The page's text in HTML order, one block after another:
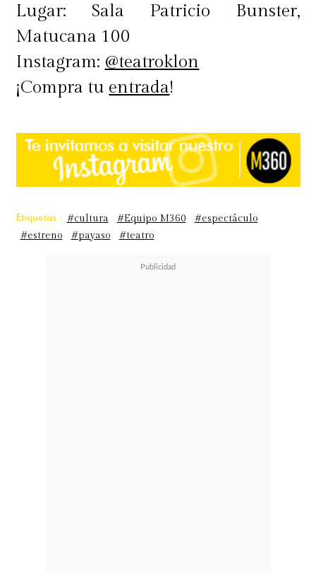
Lugar: Sala Patricio Bunster,
Matucana 100
Instagram: @teatroklon
¡Compra tu entrada!
Etiquetas : #cultura #Equipo M360
#espectáculo
#estreno
#payaso #teatro